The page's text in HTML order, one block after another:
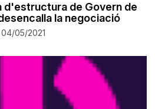
d'estructura de Govern de
la negociació
04/05/2021